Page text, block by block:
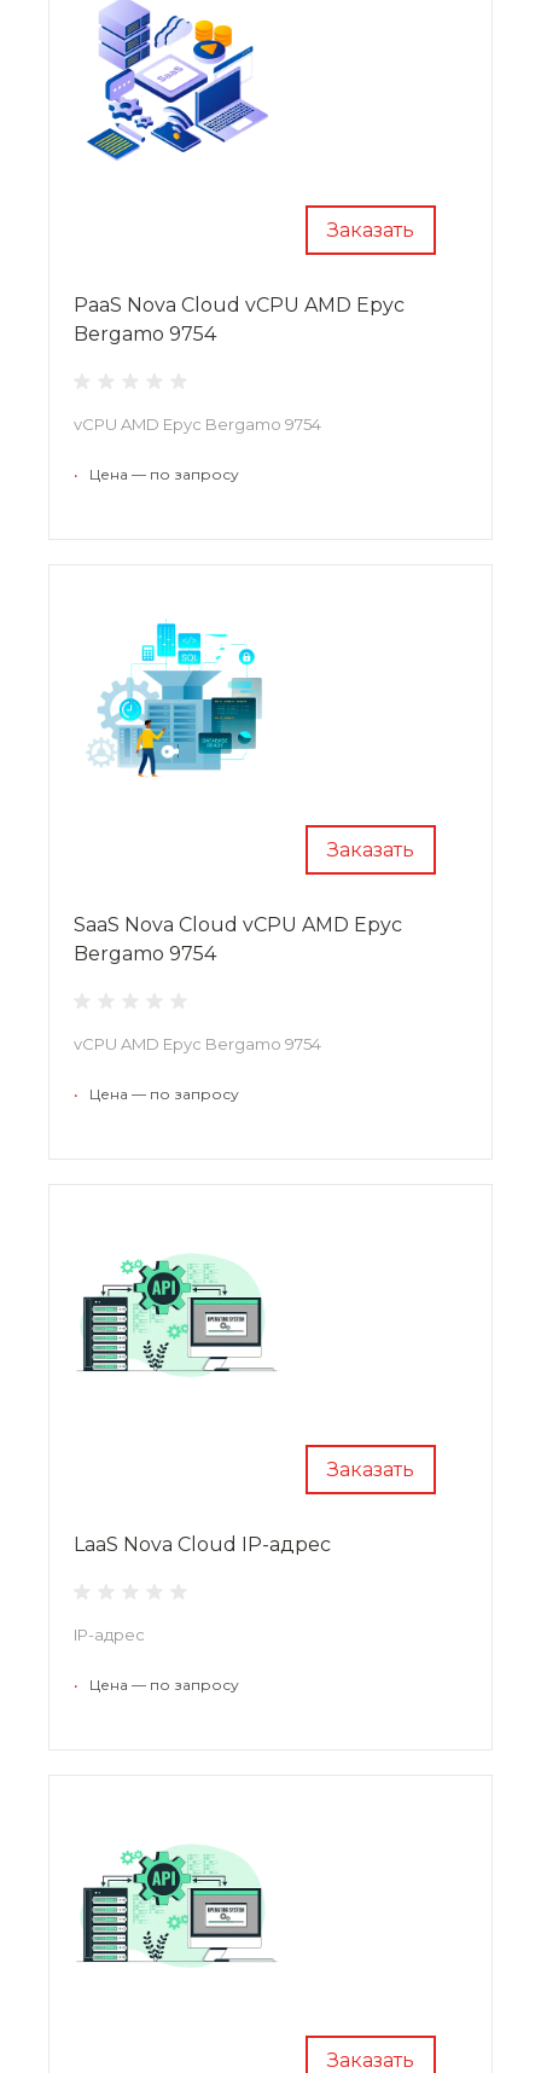
Заказать
PaaS Nova Cloud vCPU AMD Epyc
Bergamo 9754
vCPU AMD Epyc Bergamo 9754
• Цена — по запросу
Заказать
SaaS Nova Cloud vCPU AMD Epyc
Bergamo 9754
vCPU AMD Epyc Bergamo 9754
• Цена — по запросу
Заказать
LaaS Nova Cloud IP-адрес
IP-адрес
• Цена — по запросу
Заказать